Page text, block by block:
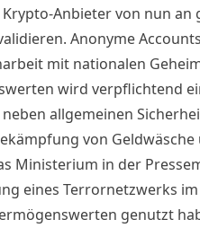
Anbieter von nun
Anonyme
mit nationalen
wird verpflichtend
allgemeinen
von
Ministerium in der
eines Terrornetzwerks
genutzt